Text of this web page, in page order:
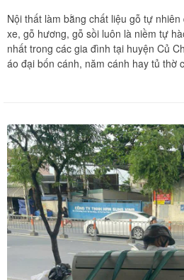
Nội thất làm bằng chất liệu gỗ tự
xe, gỗ hương, gỗ sồi luôn là niềm tự
nhất trong các gia đình tại huyện Củ
áo đại bốn cánh, năm cánh hay tủ thờ
một bài toán kỹ thuật cực kỳ hóc búa.
dán keo, đồ gỗ tự nhiên nguyên khối
chạm trổ tinh xảo hoặc biến dạng hệ
quá trình tháo lắp không đúng kỹ
mang đến giải pháp dọn nhà trọn gói
đội thợ mộc lành nghề có thâm niên
tháo ráp các hệ tủ gỗ tự nhiên an toàn
cần tư vấn phương án thi công nhanh
đãi tốt nhất hãy gọi ngay hotline hỗ
0913 371 378 hoặc 0972 366 628 để
ngũ Khôi Nguyên.